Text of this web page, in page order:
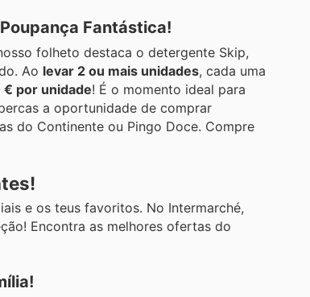
Fantástica!
folheto destaca o detergente Skip,
Ao levar 2 ou mais unidades, cada uma
por unidade! É o momento ideal para
a oportunidade de comprar
do Continente ou Pingo Doce. Compre
e os teus favoritos. No Intermarché,
Encontra as melhores ofertas do